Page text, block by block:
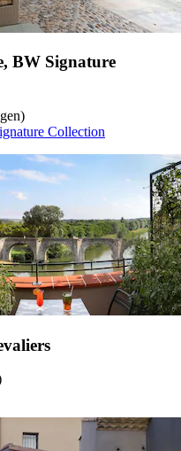
BW Signature
Collection